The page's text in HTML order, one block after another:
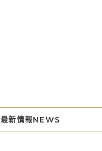
最新情報NEWS